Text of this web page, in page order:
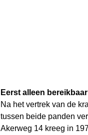
Eerst alleen
Na het vertrek van de
tussen beide panden
Akerweg 14 kreeg in